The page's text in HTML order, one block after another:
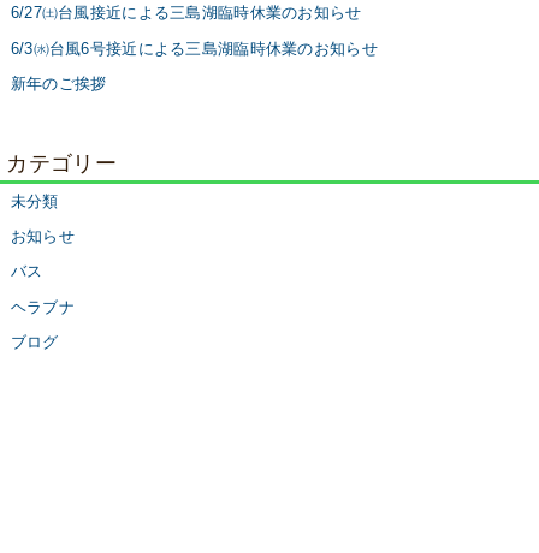
6/27㈯台風接近による三島湖臨時休業のお知らせ
6/3㈬台風6号接近による三島湖臨時休業のお知らせ
新年のご挨拶
カテゴリー
未分類
お知らせ
バス
ヘラブナ
ブログ